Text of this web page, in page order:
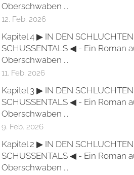
Oberschwaben ...
12. Feb. 2026
Kapitel 4 ▶ IN DEN
SCHUSSENTALS ◀ - Ein Roman
Oberschwaben ...
11. Feb. 2026
Kapitel 3 ▶ IN DEN
SCHUSSENTALS ◀ - Ein Roman
Oberschwaben ...
9. Feb. 2026
Kapitel 2 ▶ IN DEN
SCHUSSENTALS ◀ - Ein Roman
Oberschwaben ...